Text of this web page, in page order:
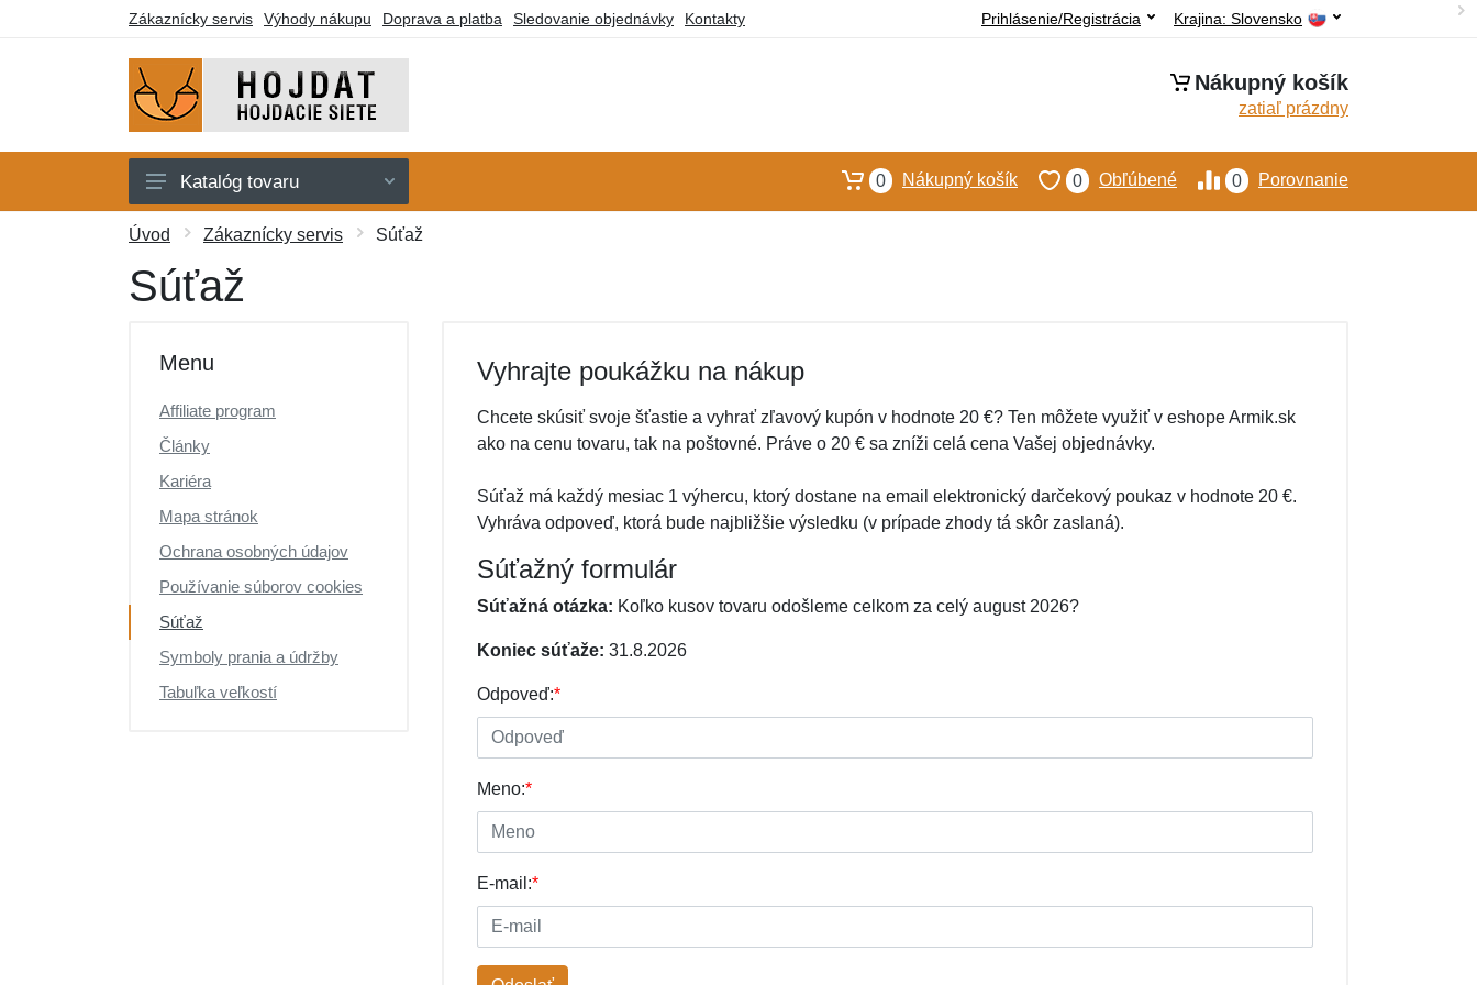
Zákaznícky servis Výhody nákupu Doprava a platba Sledovanie objednávky Kontakty Krajina: Slovensko
Prihlásenie/Registrácia
Nákupný košík
zatiaľ prázdny
Hojdacie siete
Hojdacie kreslá
Katalóg tovaru 0 Porovnanie
0 Obľúbené
0 Nákupný košík
Úvod Zákaznícky servis Súťaž
Súťaž
Menu
Affiliate program
Články
Kariéra
Mapa stránok
Ochrana osobných údajov
Používanie súborov cookies
Súťaž
Symboly prania a údržby
Tabuľka veľkostí
Vyhrajte poukážku na nákup
Chcete skúsiť svoje šťastie a vyhrať zľavový kupón v hodnote 20 €? Ten môžete využiť v eshope Armik.sk
ako na cenu tovaru, tak na poštovné. Práve o 20 € sa zníži celá cena Vašej objednávky.
Súťaž má každý mesiac 1 výhercu, ktorý dostane na email elektronický darčekový poukaz v hodnote 20 €.
Vyhráva odpoveď, ktorá bude najbližšie výsledku (v prípade zhody tá skôr zaslaná).
Súťažný formulár
Súťažná otázka: Koľko kusov tovaru odošleme celkom za celý august 2026?
Koniec súťaže: 31.8.2026
Odpoveď:*
Meno:*
E-mail:*